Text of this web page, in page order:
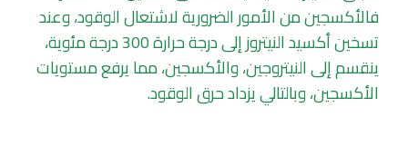
فالأكسجين من الأمور الضرورية لاشتعال الوقود، وعند
تسخين أكسيد النيتروز إلى درجة حرارة 300 درجة مئوية،
ينقسم إلى النيتروجين، والأكسجين، مما يرفع مستويات
الأكسجين، وبالتالي يزداد حرق الوقود.